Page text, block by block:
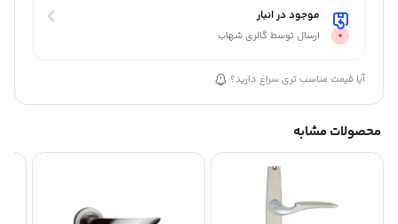
موجود در انبار
ارسال توسط گالری شهاب
آیا قیمت مناسب تری سراغ دارید؟
محصولات مشابه